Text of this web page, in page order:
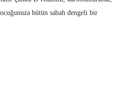
bütün sabah dengeli bir